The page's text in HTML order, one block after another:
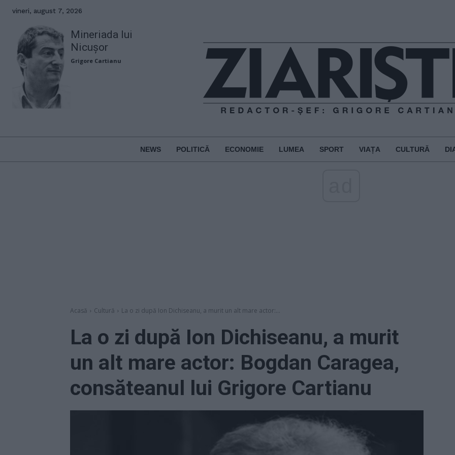
vineri, august 7, 2026
Mineriada lui
Nicușor
Grigore Cartianu
NEWS POLITICĂ ECONOMIE LUMEA SPORT VIAȚA CULTURĂ
Acasă Cultură La o zi după Ion Dichiseanu, a murit un alt mare actor:...
La o zi după Ion Dichiseanu, a murit
un alt mare actor: Bogdan Caragea,
consăteanul lui Grigore Cartianu